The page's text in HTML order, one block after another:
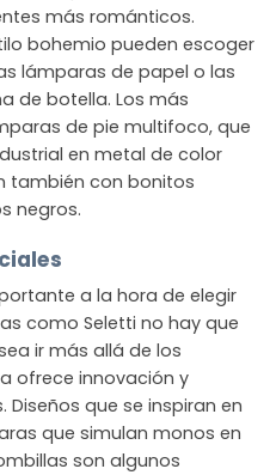
más románticos.
bohemio pueden escoger
lámparas de papel o las
de botella. Los más
de pie multifoco, que
en metal de color
también con bonitos
negros.
a la hora de elegir
como Seletti no hay que
ir más allá de los
ofrece innovación y
que se inspiran en
que simulan monos en
son algunos